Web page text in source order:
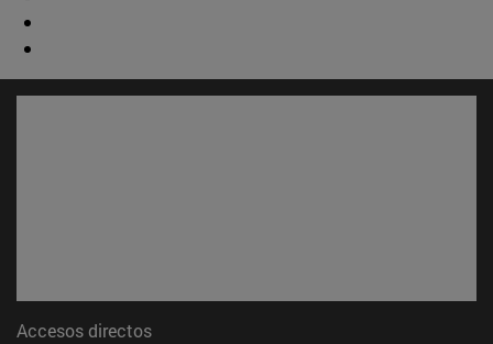
Accesos directos